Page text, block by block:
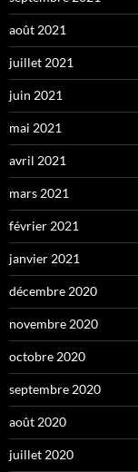
août 2021
juillet 2021
juin 2021
mai 2021
avril 2021
mars 2021
février 2021
janvier 2021
décembre 2020
novembre 2020
octobre 2020
septembre 2020
août 2020
juillet 2020